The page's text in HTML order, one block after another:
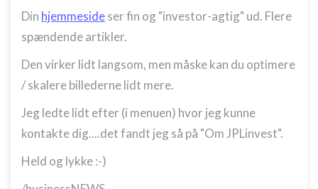
Din hjemmesideser fin og "investor-agtig" ud. Flere
spændende artikler.
Den virker lidt langsom, men måske kan du optimere
/ skalere billederne lidt mere.
Jeg ledte lidt efter (i menuen) hvor jeg kunne
kontakte dig....det fandt jeg så på "Om JPLinvest".
Held og lykke :-)